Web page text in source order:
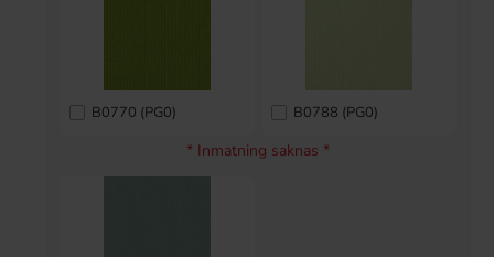
B0770 (PG0) B0788 (PG0)
* Inmatning saknas *